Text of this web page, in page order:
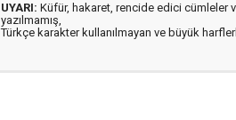
UYARI: Küfür, hakaret, rencide edici cümleler
yazılmamış,
Türkçe karakter kullanılmayan ve büyük